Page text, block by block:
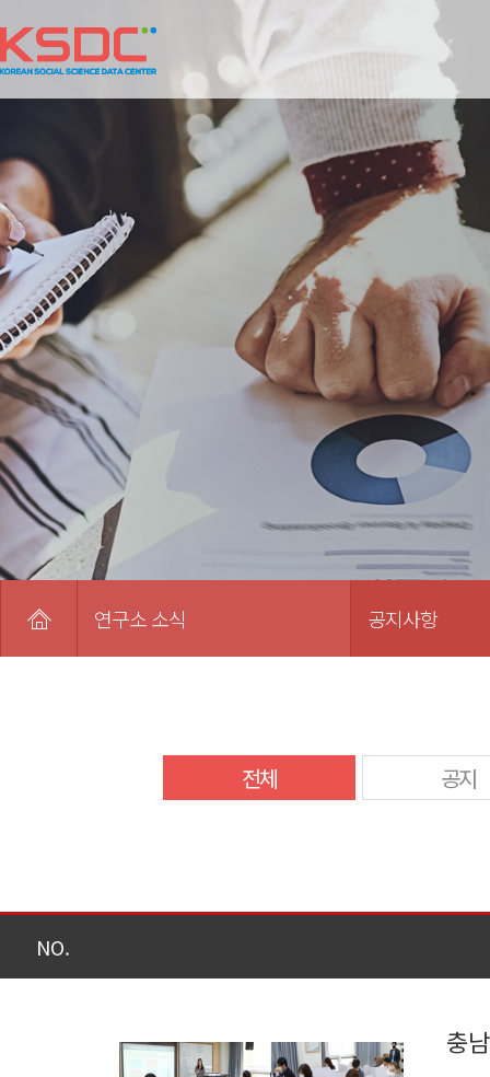
연구소 소식 공지사항
전체 공지
NO.
충